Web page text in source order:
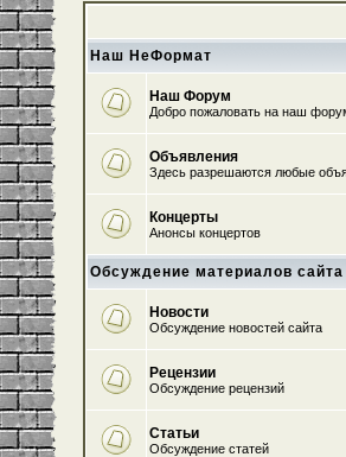
Наш НеФормат
Наш Форум
Добро пожаловать на наш
Объявления
Здесь разрешаются любые
Концерты
Анонсы концертов
Обсуждение материалов сайта
Новости
Обсуждение новостей сайта
Рецензии
Обсуждение рецензий
Статьи
Обсуждение статей